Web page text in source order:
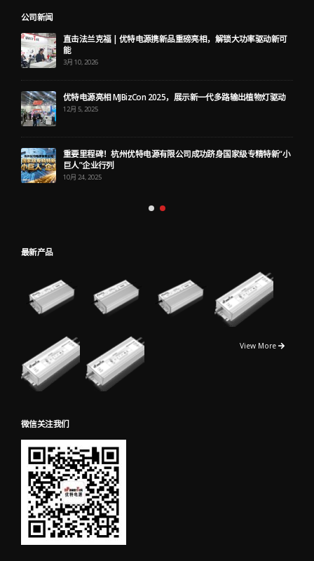
公司新闻
直击法兰克福 | 优特电源携新品重磅亮相，解锁大功率驱动新可
能
3月 10, 2026
优特电源亮相 MJBizCon 2025，展示新一代多路输出植物灯驱动
12月 5, 2025
重要里程碑！杭州优特电源有限公司成功跻身国家级专精特新“小
巨人”企业行列
10月 24, 2025
最新产品
View More
微信关注我们